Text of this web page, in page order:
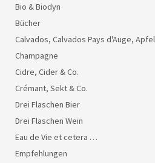
Bio & Biodyn
Bücher
Calvados, Calvados Pays d'Auge, Apfel
Champagne
Cidre, Cider & Co.
Crémant, Sekt & Co.
Drei Flaschen Bier
Drei Flaschen Wein
Eau de Vie et cetera …
Empfehlungen